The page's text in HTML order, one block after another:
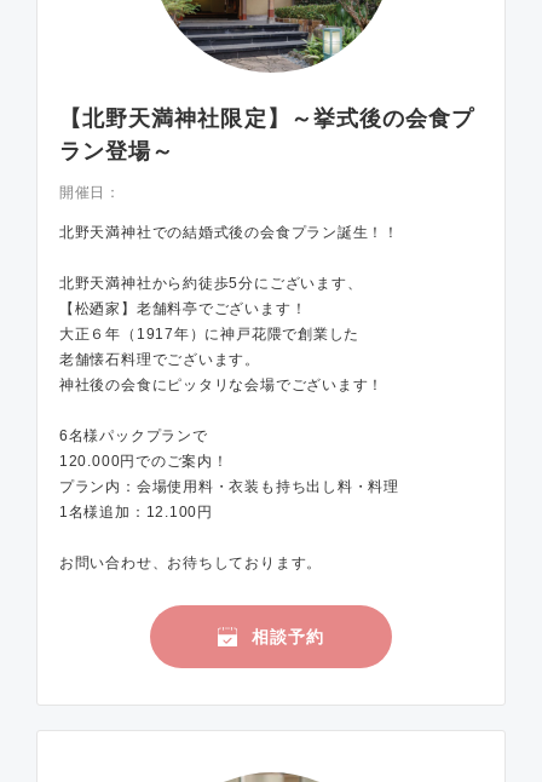
【北野天満神社限定】～挙式後の会食プ
ラン登場～
開催日：
北野天満神社での結婚式後の会食プラン誕生！！
北野天満神社から約徒歩5分にございます、
【松廼家】老舗料亭でございます！
大正６年（1917年）に神戸花隈で創業した
老舗懐石料理でございます。
神社後の会食にピッタリな会場でございます！
6名様パックプランで
120.000円でのご案内！
プラン内：会場使用料・衣装も持ち出し料・料理
1名様追加：12.100円
お問い合わせ、お待ちしております。
相談予約